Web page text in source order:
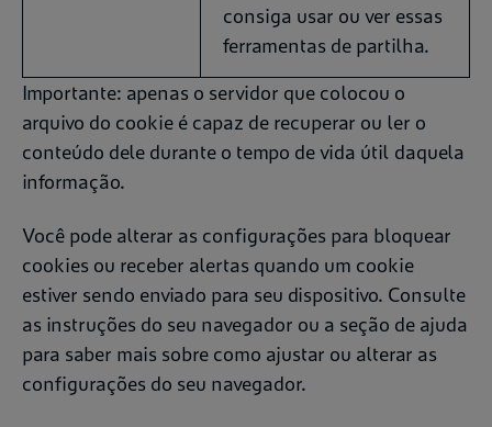
consiga usar ou ver essas
ferramentas de partilha.
Importante: apenas o servidor que colocou o
arquivo do cookie é capaz de recuperar ou ler o
conteúdo dele durante o tempo de vida útil daquela
informação.
Você pode alterar as configurações para bloquear
cookies ou receber alertas quando um cookie
estiver sendo enviado para seu dispositivo. Consulte
as instruções do seu navegador ou a seção de ajuda
para saber mais sobre como ajustar ou alterar as
configurações do seu navegador.